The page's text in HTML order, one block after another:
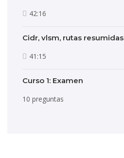
42:16
Cidr, vlsm, rutas resumidas
41:15
Curso 1: Examen
10 preguntas